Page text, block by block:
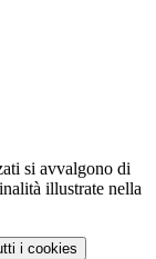
si avvalgono di
illustrate nella
i cookies